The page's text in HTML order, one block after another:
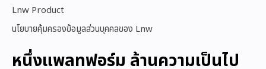
Lnw Product
นโยบายคุ้มครองข้อมูลส่วนบุคคลของ Lnw
หนึ่งแพลทฟอร์ม ล้านความเป็นไป